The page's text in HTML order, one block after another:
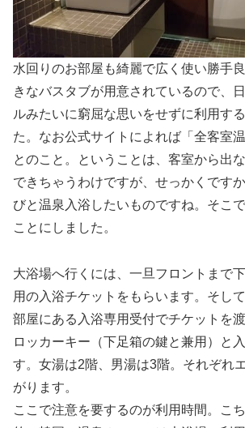
水回りのお部屋も綺麗で広く使い勝手
きなバスタブが用意されているので、
ルみたいに窮屈な思いをせずに利用す
た。なお公式サイトによれば「全客室
とのこと。ということは、客室から出
できちゃうわけですが、せっかくです
びと温泉入浴したいものですね。そこ
ことにしました。
大浴場へ行くには、一旦フロントまで
用の入浴チケットをもらいます。そし
部屋にある入浴専用受付でチケットを
ロッカーキー（下足箱の鍵と兼用）と
す。女湯は2階、男湯は3階。それぞれ
がります。
ここで注意を要するのが利用時間。こ